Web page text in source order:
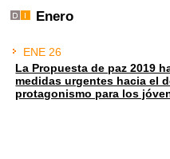
Enero
ENE 26
La Propuesta de paz 2019
medidas urgentes hacia el
protagonismo para los